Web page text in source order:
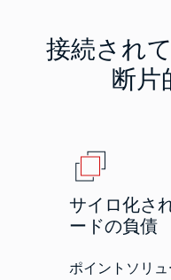
接続され
断片
サイロ化さ
ードの負債
ポイントソリ